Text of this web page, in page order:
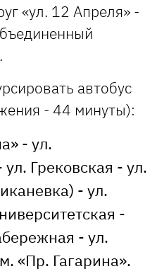
«ул. 12 Апреля» -
автобус
- 44 минуты):
- ул.
Грековская - ул.
- ул.
-
- ул.
«Пр. Гагарина».